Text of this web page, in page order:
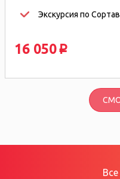
Экскурсия по
16 050 p
Все